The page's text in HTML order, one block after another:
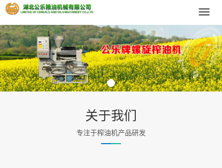
导
单
关于我们
专注于榨油机产品研发